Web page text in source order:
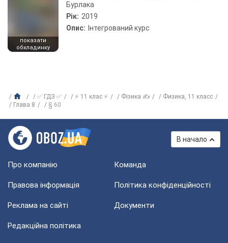
показати
обкладинку
Бурлака
Рік: 2019
Опис: Інтегрований курс
✅ ГДЗ ✅ ⚡ 11 клас ⚡ Фізика ✍
Физика, 11 класс
Глава 8
§ 60
В начало
Про компанію Команда
Правова інформація Політика конфіденційності
Реклама на сайті Документи
Редакційна політика